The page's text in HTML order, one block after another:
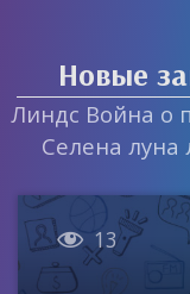
Новые
Линдс Война о
Селена
 13